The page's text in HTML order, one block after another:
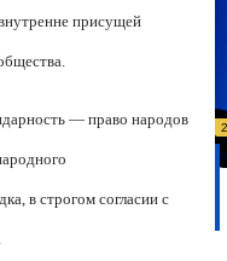
присущей
— право народов
в строгом согласии с